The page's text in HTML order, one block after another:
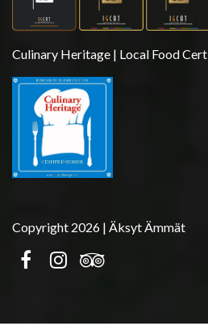
Culinary Heritage | Local Food
Copyright 2026 | Äksyt Ämmät